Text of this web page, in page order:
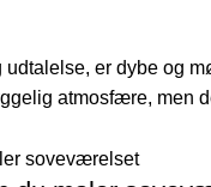
er dybe og
atmosfære, men